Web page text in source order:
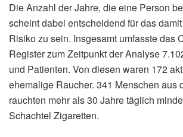
Die Anzahl der Jahre, die eine Person
scheint dabei entscheidend für das
Risiko zu sein. Insgesamt umfasste das
Register zum Zeitpunkt der Analyse
und Patienten. Von diesen waren 172
ehemalige Raucher. 341 Menschen aus
rauchten mehr als 30 Jahre täglich
Schachtel Zigaretten.